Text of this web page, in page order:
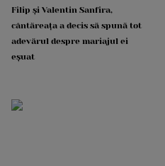
Filip și Valentin Sanfira,
cântăreața a decis să spună tot
adevărul despre mariajul ei
eșuat